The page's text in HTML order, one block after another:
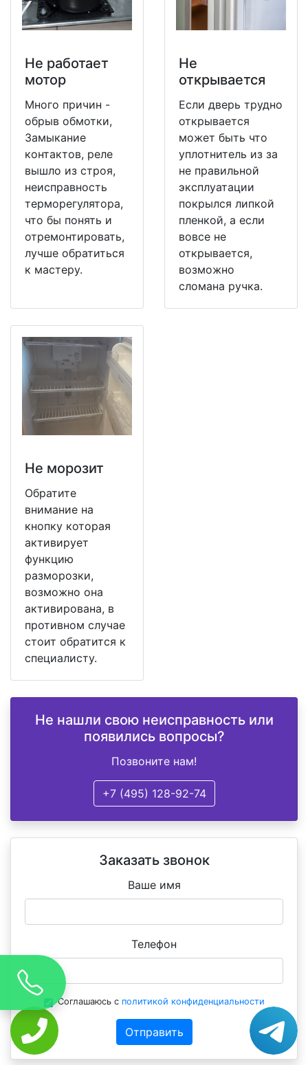
Не работает
мотор
Много причин -
обрыв обмотки,
Замыкание
контактов, реле
вышло из строя,
неисправность
терморегулятора,
что бы понять и
отремонтировать,
лучше обратиться
к мастеру.
Не
открывается
Если дверь трудно
открывается
может быть что
уплотнитель из за
не правильной
эксплуатации
покрылся липкой
пленкой, а если
вовсе не
открывается,
возможно
сломана ручка.
Не морозит
Обратите
внимание на
кнопку которая
активирует
функцию
разморозки,
возможно она
активирована, в
противном случае
стоит обратится к
специалисту.
Не нашли свою неисправность или
появились вопросы?
Позвоните нам!
+7 (495) 128-92-74
Заказать звонок
Ваше имя
Телефон
Соглашаюсь с политикой конфиденциальности
Отправить